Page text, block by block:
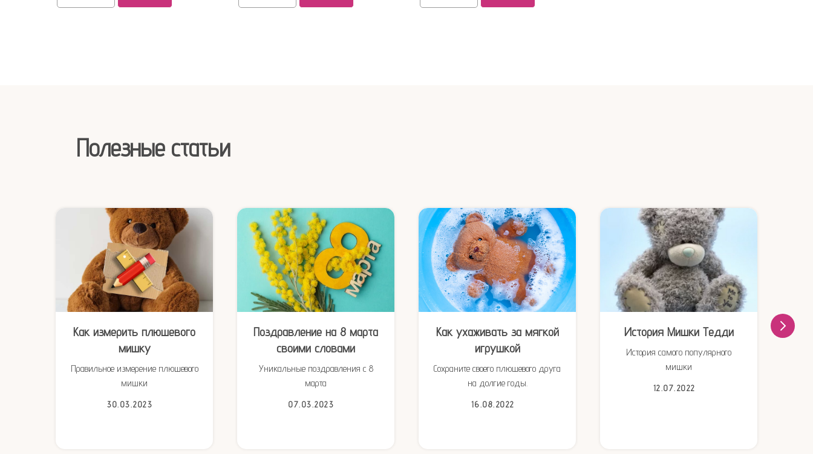
Полезные статьи
Как измерить плюшевого
мишку
Правильное измерение плюшевого
мишки
30.03.2023
Поздравление на 8 марта
своими словами
Уникальные поздравления с 8
марта
07.03.2023
Как ухаживать за мягкой
игрушкой
Сохраните своего плюшевого друга
на долгие годы.
16.08.2022
История Мишки Тедди
История самого популярного
мишки
12.07.2022